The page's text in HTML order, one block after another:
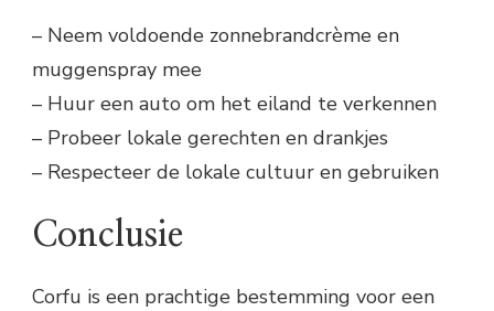
– Neem voldoende zonnebrandcrème en
muggenspray mee
– Huur een auto om het eiland te verkennen
– Probeer lokale gerechten en drankjes
– Respecteer de lokale cultuur en gebruiken
Conclusie
Corfu is een prachtige bestemming voor een